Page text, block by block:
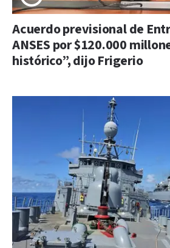
Acuerdo previsional de
ANSES por $120.000
histórico”, dijo Frigerio